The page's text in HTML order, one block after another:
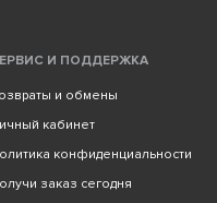
И ПОДДЕРЖКА
и обмены
кабинет
конфиденциальности
заказ сегодня